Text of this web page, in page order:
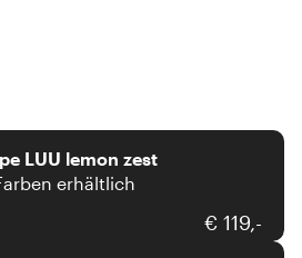
LUU lemon zest
erhältlich
€ 119,-
Houe